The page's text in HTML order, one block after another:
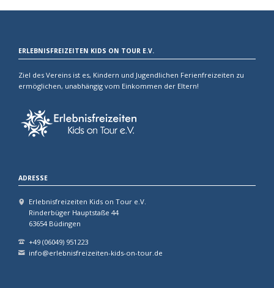
ERLEBNISFREIZEITEN KIDS ON TOUR E.V.
Ziel des Vereins ist es, Kindern und Jugendlichen Ferienfreizeiten zu
ermöglichen, unabhängig vom Einkommen der Eltern!
ADRESSE
Erlebnisfreizeiten Kids on Tour e.V.
Rinderbüger Hauptstaße 44
63654 Büdingen
+49 (06049) 951223
info@erlebnisfreizeiten-kids-on-tour.de